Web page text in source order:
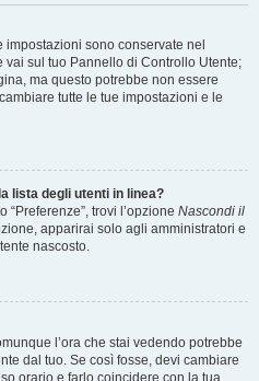
sono conservate nel
sul tuo Pannello di Controllo Utente;
ma questo potrebbe non essere
tutte le tue impostazioni e le
lista degli utenti in linea?
trovi l’opzione Nascondi il
apparirai solo agli amministratori e
nascosto.
l’ora che stai vedendo potrebbe
dal tuo. Se così fosse, devi cambiare
orario e farlo coincidere con la tua